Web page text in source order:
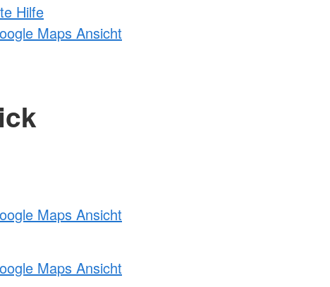
Hilfe
Maps Ansicht
Maps Ansicht
Maps Ansicht